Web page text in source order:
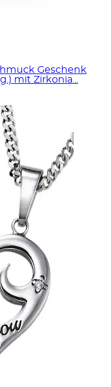
Geschenk
mit Zirkonia...